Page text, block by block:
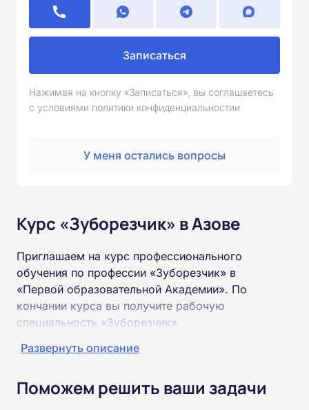
Записаться
Нажимая на кнопку «Записаться», вы соглашаетесь
с условиями политики конфиденциальностии
У меня остались вопросы
Курс «Зуборезчик» в Азове
Приглашаем на курс профессионального
обучения по профессии «Зуборезчик» в
«Первой образовательной Академии». По
кончании курса вы получите рабочую
специальность «Зуборезчик»
можно на базе неполного и полного среднего
Развернуть описание
Поможем решить ваши задачи